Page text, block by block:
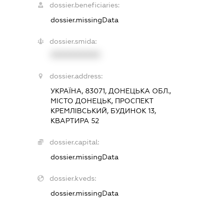
dossier.beneficiaries:
dossier.missingData
dossier.smida:
dossier.address:
УКРАЇНА, 83071, ДОНЕЦЬКА ОБЛ.,
МІСТО ДОНЕЦЬК, ПРОСПЕКТ
КРЕМЛІВСЬКИЙ, БУДИНОК 13,
КВАРТИРА 52
dossier.capital:
dossier.missingData
dossier.kveds:
dossier.missingData